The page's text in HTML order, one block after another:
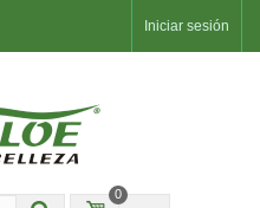
Iniciar sesión
0